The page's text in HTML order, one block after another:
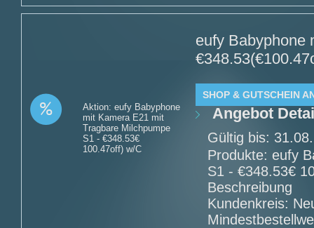
Aktion: eufy Babyphone
mit Kamera E21 mit
Tragbare Milchpumpe
S1 - €348.53€
100.47off) w/C
eufy Babyphone
SHOP & GUTSCHEIN
Angebot
Gültig bis:
Produkte: eufy
S1 - €348.53€
Beschreibung
Kundenkreis: